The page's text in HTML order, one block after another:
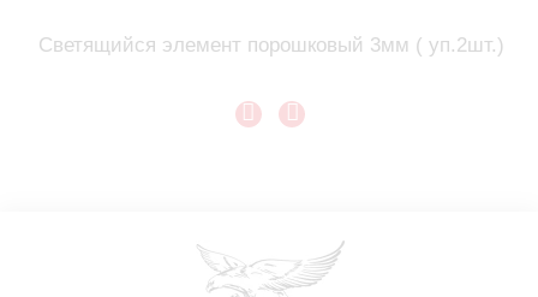
Светящийся элемент порошковый 3мм ( уп.2шт.)